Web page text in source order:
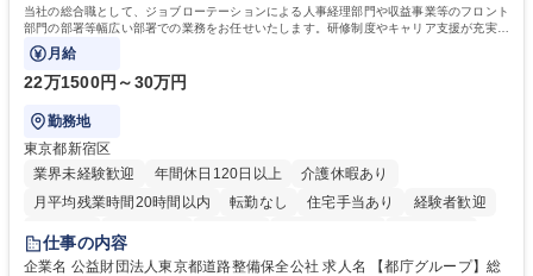
当社の総合職として、ジョブローテーションによる人事経理部門や収益事業等のフロント
部門の部署等幅広い部署での業務をお任せいたします。研修制度やキャリア支援が充実し
ております！ ※下記業務詳細
月給
22万1500円～30万円
勤務地
東京都新宿区
業界未経験歓迎
年間休日120日以上
介護休暇あり
月平均残業時間20時間以内
転勤なし 住宅手当あり
経験者歓迎
研修あり
退職金あり
駅近5分以内
資格取得手当あり 食事補助あり
仕事の内容
企業名 公益財団法人東京都道路整備保全公社 求人名 【都庁グループ】総